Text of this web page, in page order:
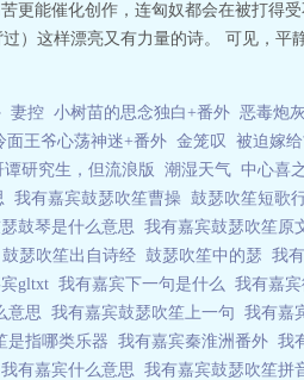
更能催化创作，连匈奴都会在被打得
）这样漂亮又有力量的诗。 可见，平
妻控 小树苗的思念独白+番外 恶毒炮
面王爷心荡神迷+番外 金笼叹 被迫嫁
谭研究生，但流浪版 潮湿天气 中心喜
我有嘉宾鼓瑟吹笙曹操 鼓瑟吹笙短歌
鼓琴是什么意思 我有嘉宾鼓瑟吹笙原
鼓瑟吹笙出自诗经 鼓瑟吹笙中的瑟 我
gltxt 我有嘉宾下一句是什么 我有嘉
意思 我有嘉宾鼓瑟吹笙上一句 我有嘉
是指哪类乐器 我有嘉宾秦淮洲番外 我
我有嘉宾什么意思 我有嘉宾鼓瑟吹笙拼